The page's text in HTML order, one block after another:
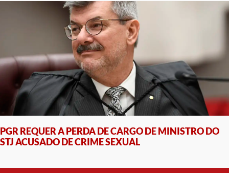
PGR REQUER A PERDA DE CARGO DE MINISTRO DO
STJ ACUSADO DE CRIME SEXUAL